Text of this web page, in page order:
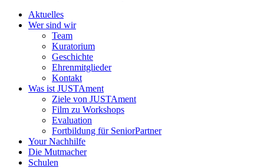
Aktuelles
Wer sind wir
Team
Kuratorium
Geschichte
Ehrenmitglieder
Kontakt
Was ist JUSTAment
Ziele von JUSTAment
Film zu Workshops
Evaluation
Fortbildung für SeniorPartner
Your Nachhilfe
Die Mutmacher
Schulen